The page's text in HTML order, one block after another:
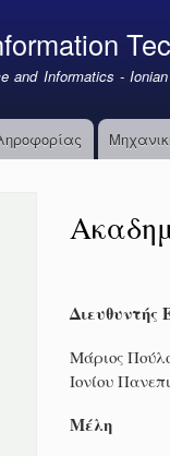
and Informatics -
Διευθυντής
Μάριος
Ιονίου
Μέλη